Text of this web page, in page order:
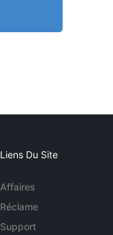
Liens Du Site
Affaires
Réclame
Support